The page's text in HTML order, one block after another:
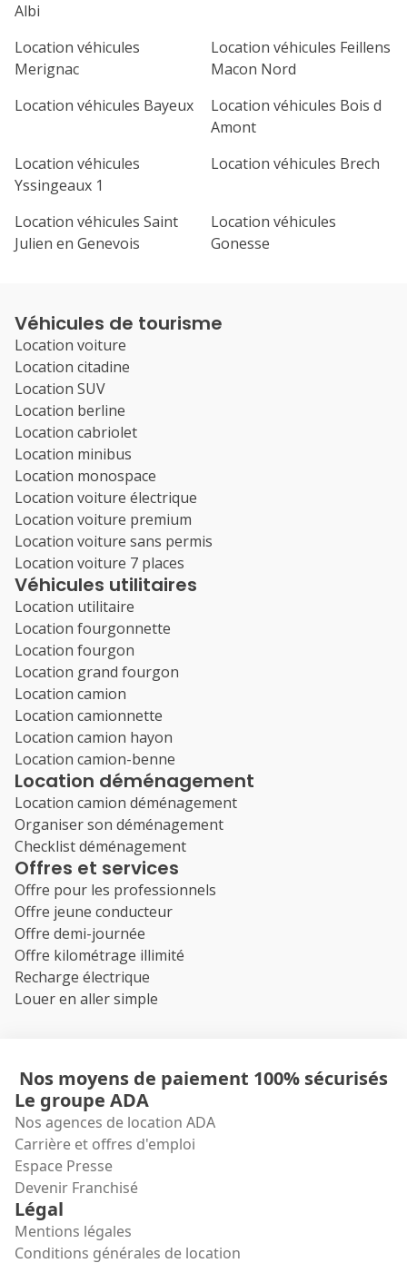
Albi
Location véhicules
Merignac
Location véhicules Feillens
Macon Nord
Location véhicules Bayeux
Location véhicules Bois d
Amont
Location véhicules
Yssingeaux 1
Location véhicules Brech
Location véhicules Saint
Julien en Genevois
Location véhicules
Gonesse
Véhicules de tourisme
Location voiture
Location citadine
Location SUV
Location berline
Location cabriolet
Location minibus
Location monospace
Location voiture électrique
Location voiture premium
Location voiture sans permis
Location voiture 7 places
Véhicules utilitaires
Location utilitaire
Location fourgonnette
Location fourgon
Location grand fourgon
Location camion
Location camionnette
Location camion hayon
Location camion-benne
Location déménagement
Location camion déménagement
Organiser son déménagement
Checklist déménagement
Offres et services
Offre pour les professionnels
Offre jeune conducteur
Offre demi-journée
Offre kilométrage illimité
Recharge électrique
Louer en aller simple
Nos moyens de paiement 100% sécurisés
Le groupe ADA
Nos agences de location ADA
Carrière et offres d'emploi
Espace Presse
Devenir Franchisé
Légal
Mentions légales
Conditions générales de location